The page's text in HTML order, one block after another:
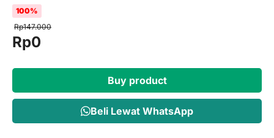
100%
Rp147.000
Original
was:
Rp147.000.
Rp0
is:
Buy product
Beli Lewat WhatsApp